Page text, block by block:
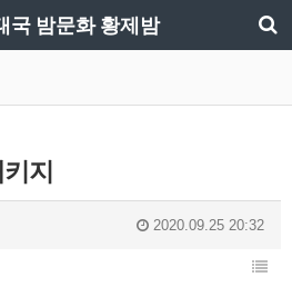
국 밤문화 황제밤
지
2020.09.25 20:32